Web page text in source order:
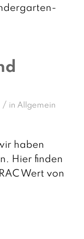
/ in Allgemein
haben
Hier finden
Wert von